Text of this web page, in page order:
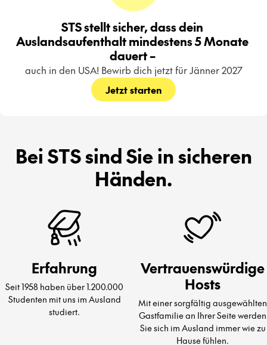
STS stellt sicher, dass dein
Auslandsaufenthalt mindestens 5 Monate
dauert –
auch in den USA! Bewirb dich jetzt für Jänner 2027
Jetzt starten
Bei STS sind Sie in sicheren
Händen.
Erfahrung
Seit 1958 haben über 1.200.000
Studenten mit uns im Ausland
studiert.
Vertrauenswürdige
Hosts
Mit einer sorgfältig ausgewählten
Gastfamilie an Ihrer Seite werden
Sie sich im Ausland immer wie zu
Hause fühlen.